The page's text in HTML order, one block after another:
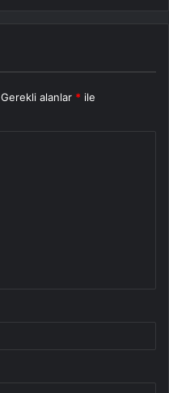
Gerekli alanlar * ile